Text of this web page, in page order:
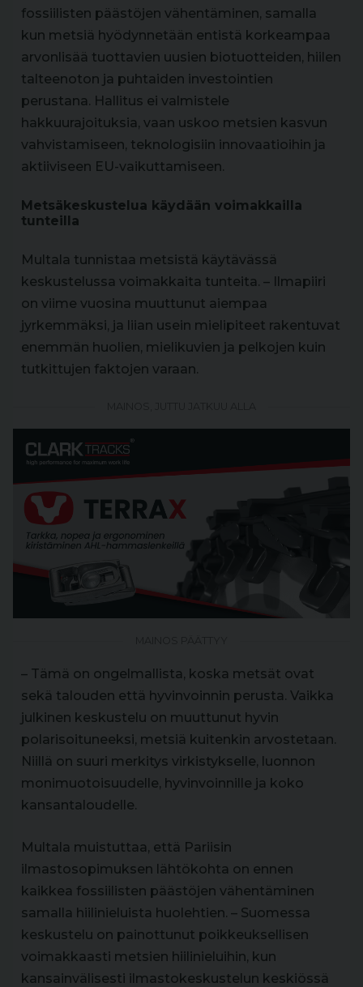
fossiilisten päästöjen vähentäminen, samalla
kun metsiä hyödynnetään entistä korkeampaa
arvonlisää tuottavien uusien biotuotteiden, hiilen
talteenoton ja puhtaiden investointien
perustana. Hallitus ei valmistele
hakkuurajoituksia, vaan uskoo metsien kasvun
vahvistamiseen, teknologisiin innovaatioihin ja
aktiiviseen EU-vaikuttamiseen.
Metsäkeskustelua käydään voimakkailla
tunteilla
Multala tunnistaa metsistä käytävässä
keskustelussa voimakkaita tunteita. – Ilmapiiri
on viime vuosina muuttunut aiempaa
jyrkemmäksi, ja liian usein mielipiteet rakentuvat
enemmän huolien, mielikuvien ja pelkojen kuin
tutkittujen faktojen varaan.
– Tämä on ongelmallista, koska metsät ovat
sekä talouden että hyvinvoinnin perusta. Vaikka
julkinen keskustelu on muuttunut hyvin
polarisoituneeksi, metsiä kuitenkin arvostetaan.
Niillä on suuri merkitys virkistykselle, luonnon
monimuotoisuudelle, hyvinvoinnille ja koko
kansantaloudelle.
Multala muistuttaa, että Pariisin
ilmastosopimuksen lähtökohta on ennen
kaikkea fossiilisten päästöjen vähentäminen
samalla hiilinieluista huolehtien. – Suomessa
keskustelu on painottunut poikkeuksellisen
voimakkaasti metsien hiilinieluihin, kun
kansainvälisesti ilmastokeskustelun keskiössä